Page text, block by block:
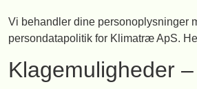
Vi behandler dine personoplysninger
persondatapolitik for Klimatræ ApS.
Klagemuligheder